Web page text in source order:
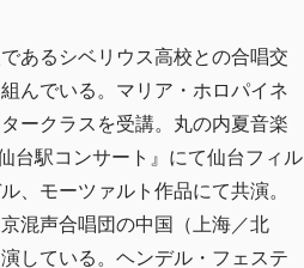
あるシベリウス高校との合唱交
んでいる。マリア・ホロパイネ
ークラスを受講。丸の内夏音楽
台駅コンサート』にて仙台フィル
、モーツァルト作品にて共演。
混声合唱団の中国（上海／北
している。ヘンデル・フェステ